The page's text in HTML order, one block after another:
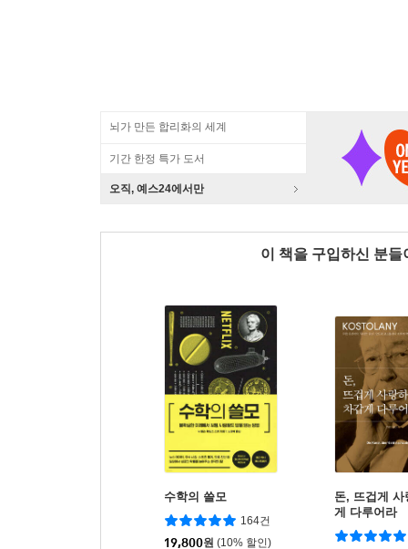
뇌가 만든 합리화의 세계
기간 한정 특가 도서
오직, 예스24에서만
이 책을 구입하신 분
수학의 쓸모
164건
19,800원 (10% 할인)
돈, 뜨겁게 사
게 다루어라